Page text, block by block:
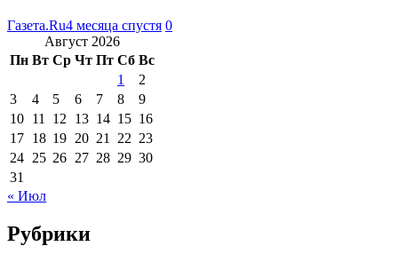
Газета.Ru4 месяца спустя 0
Август 2026
Пн Вт Ср Чт Пт Сб Вс
1
2
3
4 5 6 7 8
9
10 11 12 13 14 15 16
17 18 19 20 21 22 23
24 25 26 27 28 29 30
31
« Июл
Рубрики